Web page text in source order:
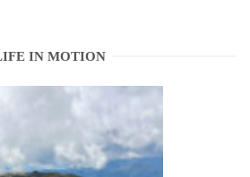
IN MOTION